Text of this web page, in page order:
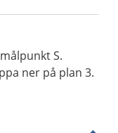
S.
ner på plan 3.